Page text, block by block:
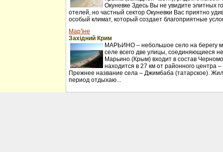
Окуневке Здесь Вы не увидите элитных
отелей, но частный сектор Окуневки Вас приятно
особый климат, который создает благоприятные
Мар'їне
Західний Крим
МАРЬИНО – небольшое село на берегу
селе всего две улицы, соединяющиеся
Марьино (Крым) входит в состав
находится в 27 км от районного центра
Прежнее название села – Джимбаба (татарское).
период отдыхаю...